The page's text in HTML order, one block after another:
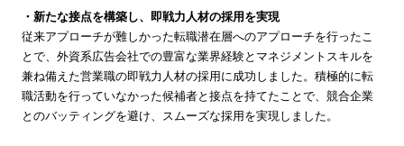
・新たな接点を構築し、即戦力人材の採用を実現
従来アプローチが難しかった転職潜在層へのアプローチを行ったこ
とで、外資系広告会社での豊富な業界経験とマネジメントスキルを
兼ね備えた営業職の即戦力人材の採用に成功しました。積極的に転
職活動を行っていなかった候補者と接点を持てたことで、競合企業
とのバッティングを避け、スムーズな採用を実現しました。